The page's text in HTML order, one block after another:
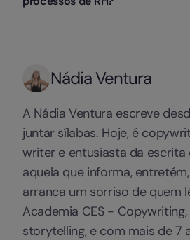
a perceção da equipa.
Formações práticas, coaching,
skills), nos planos de formação e
de liderança, com o apoio de
centralizam e medem estes
Nádia Ventura
A Nádia Ventura escreve
juntar sílabas. Hoje, é
writer e entusiasta da
aquela que informa,
arranca um sorriso de quem
Academia CES -
storytelling, e com mais de 7